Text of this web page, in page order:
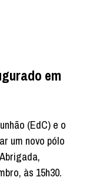
em
(EdC) e o
um novo pólo
às 15h30.